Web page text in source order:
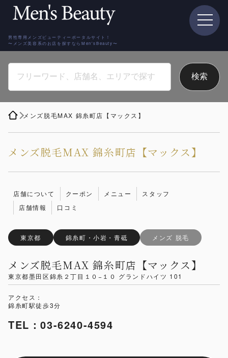
男性専用メンズビューティーポータルサイト！
〜メンズ美容系のお店を探すならMen'sBeauty〜
メンズ脱毛MAX 錦糸町店【マックス】
メンズ脱毛MAX 錦糸町店【マックス】
店舗について クーポン メニュー
スタッフ
店舗情報
口コミ
東京都 錦糸町・小岩・青砥 メンズ 脱毛
メンズ脱毛MAX 錦糸町店【マックス】
東京都墨田区錦糸２丁目１０−１０ グランドハイツ 101
アクセス：
錦糸町駅徒歩3分
TEL：03-6240-4594